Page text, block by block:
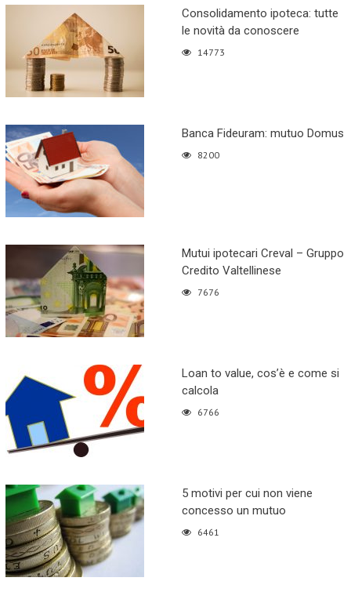
Consolidamento ipoteca: tutte
le novità da conoscere
14773
Banca Fideuram: mutuo Domus
8200
Mutui ipotecari Creval – Gruppo
Credito Valtellinese
7676
Loan to value, cos’è e come si
calcola
6766
5 motivi per cui non viene
concesso un mutuo
6461